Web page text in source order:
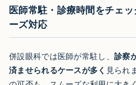
医師常駐・診療時間をチェ
ーズ対応
併設眼科では医師が常駐し、診察
済ませられるケースが多く 見られ